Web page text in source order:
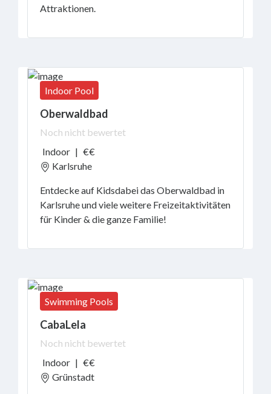
Attraktionen.
Indoor Pool
Oberwaldbad
Noch nicht bewertet
Indoor | €€
Karlsruhe
Entdecke auf Kidsdabei das Oberwaldbad in
Karlsruhe und viele weitere Freizeitaktivitäten
für Kinder & die ganze Familie!
Swimming Pools
CabaLela
Noch nicht bewertet
Indoor | €€
Grünstadt